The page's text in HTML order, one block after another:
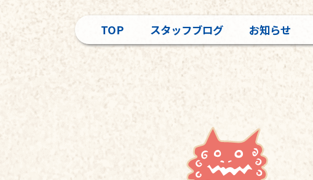
TOP スタッフブログ お知らせ